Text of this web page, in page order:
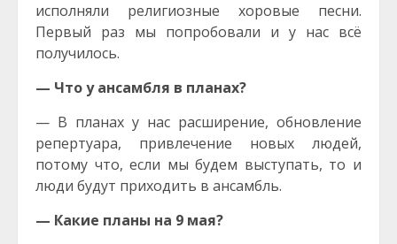
исполняли религиозные хоровые песни.
Первый раз мы попробовали и у нас всё
получилось.
— Что у ансамбля в планах?
— В планах у нас расширение, обновление
репертуара, привлечение новых людей,
потому что, если мы будем выступать, то и
люди будут приходить в ансамбль.
— Какие планы на 9 мая?